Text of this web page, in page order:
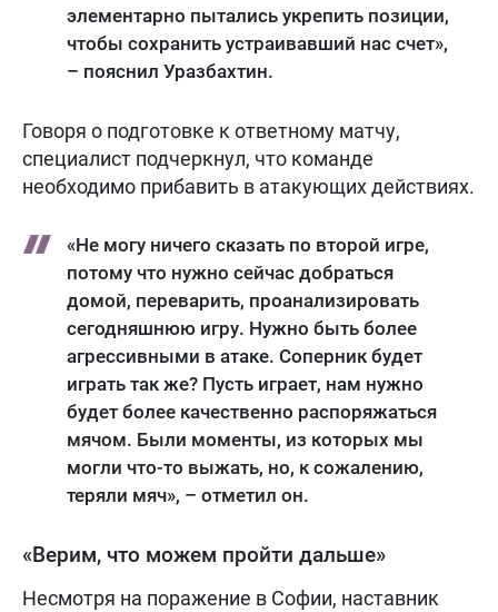
элементарно пытались укрепить позиции,
чтобы сохранить устраивавший нас счет»,
– пояснил Уразбахтин.
Говоря о подготовке к ответному матчу,
специалист подчеркнул, что команде
необходимо прибавить в атакующих действиях.
«Не могу ничего сказать по второй игре,
потому что нужно сейчас добраться
домой, переварить, проанализировать
сегодняшнюю игру. Нужно быть более
агрессивными в атаке. Соперник будет
играть так же? Пусть играет, нам нужно
будет более качественно распоряжаться
мячом. Были моменты, из которых мы
могли что-то выжать, но, к сожалению,
теряли мяч», – отметил он.
«Верим, что можем пройти дальше»
Несмотря на поражение в Софии, наставник